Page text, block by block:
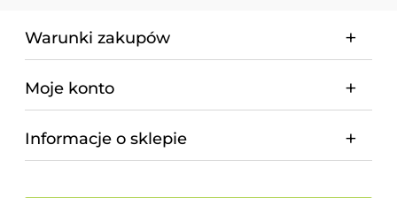
Warunki zakupów
Moje konto
Informacje o sklepie